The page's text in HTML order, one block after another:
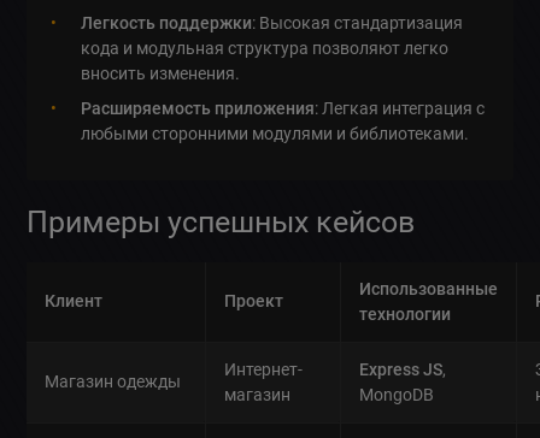
Легкость поддержки: Высокая стандартизация
кода и модульная структура позволяют легко
вносить изменения.
Расширяемость приложения: Легкая интеграция с
любыми сторонними модулями и библиотеками.
Примеры успешных кейсов
Клиент Проект
Использованные
технологии
Магазин одежды
Интернет-
магазин
Express JS,
MongoDB